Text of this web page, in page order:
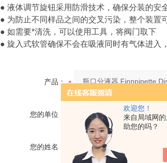
欢迎您！
来自局域网
助您的吗？
● 液体调节旋钮采用防滑技术，确保分装的安
● 为防止不同样品之间的交叉污染，整个装置
● 如需要*清洗，可以使用工具，将阀门取下
● 旋入式软管确保不会在吸液同时有气体进入
产品：
您的单位：
您的姓名：